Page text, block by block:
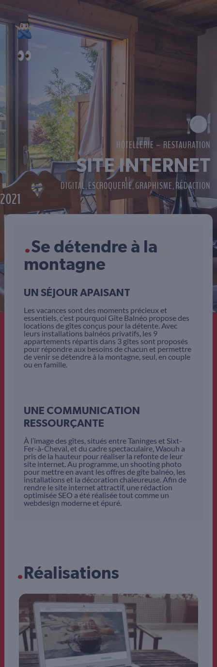
HÔTELLERIE – RESTAURATION
SITE INTERNET
DIGITAL, ESCROQUERIE, GRAPHISME, RÉDACTION
2021
.Se détendre à la
montagne
UN SÉJOUR APAISANT
Les vacances sont des moments précieux et
essentiels, c’est pourquoi Gîte Balnéo propose des
locations de gîtes conçus pour la détente. Avec
leurs installations balnéos privatifs, les 9
appartements répartis dans 3 gîtes sont proposés
pour répondre aux besoins de chacun et permettre
de venir se détendre à la montagne, seul, en couple
ou en famille.
UNE COMMUNICATION
RESSOURÇANTE
À l’image des gîtes, situés entre Taninges et Sixt-
Fer-à-Cheval, et du cadre spectaculaire, Waouh a
pris de la hauteur pour réaliser la refonte de leur
site internet. Au programme, un shooting photo
pour mettre en avant les offres de gîte balnéo, les
installations et la décoration chaleureuse. Afin de
rendre le site internet attractif, une rédaction
optimisée SEO a été réalisée tout comme un
webdesign moderne et épuré.
.Réalisations